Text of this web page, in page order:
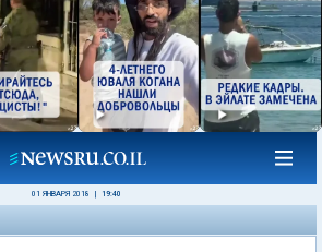
01 ЯНВАРЯ 2018 19:40